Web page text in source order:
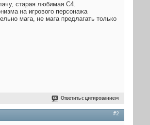
старая любимая С4.
на игрового персонажа
мага, не мага предлагать только
Ответить с цитированием
#2